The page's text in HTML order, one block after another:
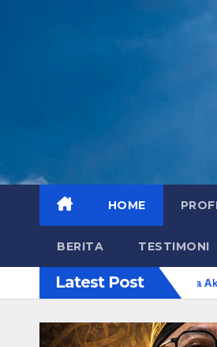
HOME
BERITA TESTIMONI
Latest Post
Rahasia Akhir Zaman dari al-